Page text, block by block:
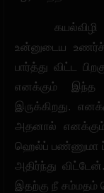
கயல்விழி
உன்னுடைய
பார்த்து விட்ட
எனக்கும்
இருக்கிறது.
அதனால்
ஹெல்ப் பண்ணுமா
அதிர்ந்து
இதற்கு நீ